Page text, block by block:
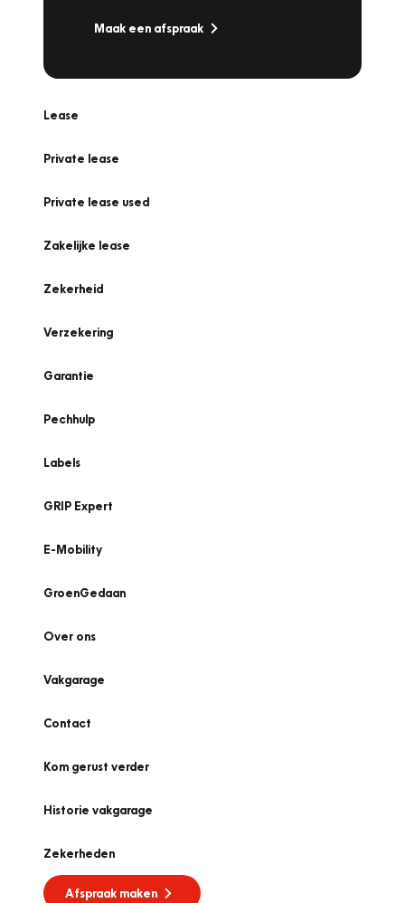
Maak een afspraak
Lease
Private lease
Private lease used
Zakelijke lease
Zekerheid
Verzekering
Garantie
Pechhulp
Labels
GRIP Expert
E-Mobility
GroenGedaan
Over ons
Vakgarage
Contact
Kom gerust verder
Historie vakgarage
Zekerheden
Afspraak maken